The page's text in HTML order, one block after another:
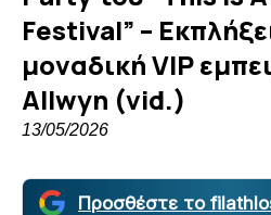
Festival” –
μοναδική VIP
Allwyn (vid.)
13/05/2026
Προσθέστε το